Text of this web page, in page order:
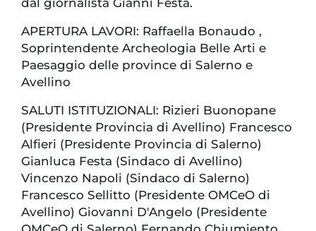
dal giornalista Gianni Festa.
APERTURA LAVORI: Raffaella Bonaudo ,
Soprintendente Archeologia Belle Arti e
Paesaggio delle province di Salerno e
Avellino
SALUTI ISTITUZIONALI: Rizieri Buonopane
(Presidente Provincia di Avellino) Francesco
Alfieri (Presidente Provincia di Salerno)
Gianluca Festa (Sindaco di Avellino)
Vincenzo Napoli (Sindaco di Salerno)
Francesco Sellitto (Presidente OMCeO di
Avellino) Giovanni D'Angelo (Presidente